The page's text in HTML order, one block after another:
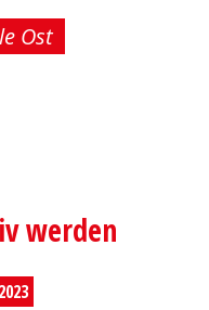
Ost
werden
2023